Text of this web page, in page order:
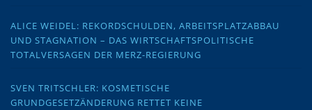
ALICE WEIDEL: REKORDSCHULDEN, ARBEITSPLATZABBAU
UND STAGNATION – DAS WIRTSCHAFTSPOLITISCHE
TOTALVERSAGEN DER MERZ-REGIERUNG
SVEN TRITSCHLER: KOSMETISCHE
GRUNDGESETZÄNDERUNG RETTET KEINE